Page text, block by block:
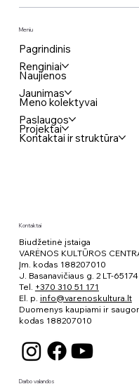
Meniu
Pagrindinis
Renginiai
Naujienos
Jaunimas
Meno kolektyvai
Paslaugos
Projektai
Kontaktai ir struktūra
Kontaktai
Biudžetinė įstaiga
VARĖNOS KULTŪROS
Įm. kodas 188207010
J. Basanavičiaus g. 2 LT-
Tel. +370 310 51 171
El. p. info@varenoskultura.lt
Duomenys kaupiami ir
kodas 188207010
Darbo valandos